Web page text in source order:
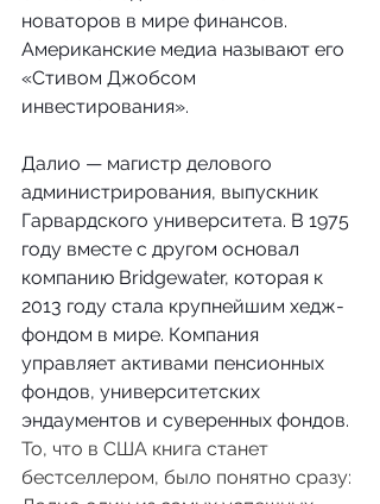
новаторов в мире финансов.
Американские медиа называют его
«Стивом Джобсом
инвестирования».
Далио — магистр делового
администрирования, выпускник
Гарвардского университета. В 1975
году вместе с другом основал
компанию Bridgewater, которая к
2013 году стала крупнейшим хедж-
фондом в мире. Компания
управляет активами пенсионных
фондов, университетских
эндаументов и суверенных фондов.
То, что в США книга станет
бестселлером, было понятно сразу: